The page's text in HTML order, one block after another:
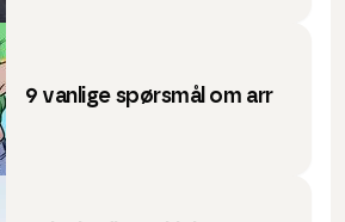
9 vanlige spørsmål om arr